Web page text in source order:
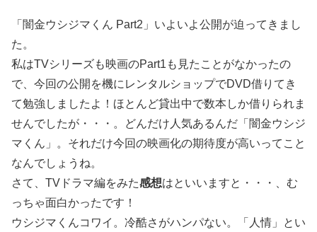
「闇金ウシジマくん Part2」いよいよ公開が迫ってきまし
た。
私はTVシリーズも映画のPart1も見たことがなかったの
で、今回の公開を機にレンタルショップでDVD借りてき
て勉強しましたよ！ほとんど貸出中で数本しか借りられま
せんでしたが・・・。どんだけ人気あるんだ「闇金ウシジ
マくん」。それだけ今回の映画化の期待度が高いってこと
なんでしょうね。
さて、TVドラマ編をみた感想はといいますと・・・、む
っちゃ面白かったです！
ウシジマくんコワイ。冷酷さがハンパない。「人情」とい